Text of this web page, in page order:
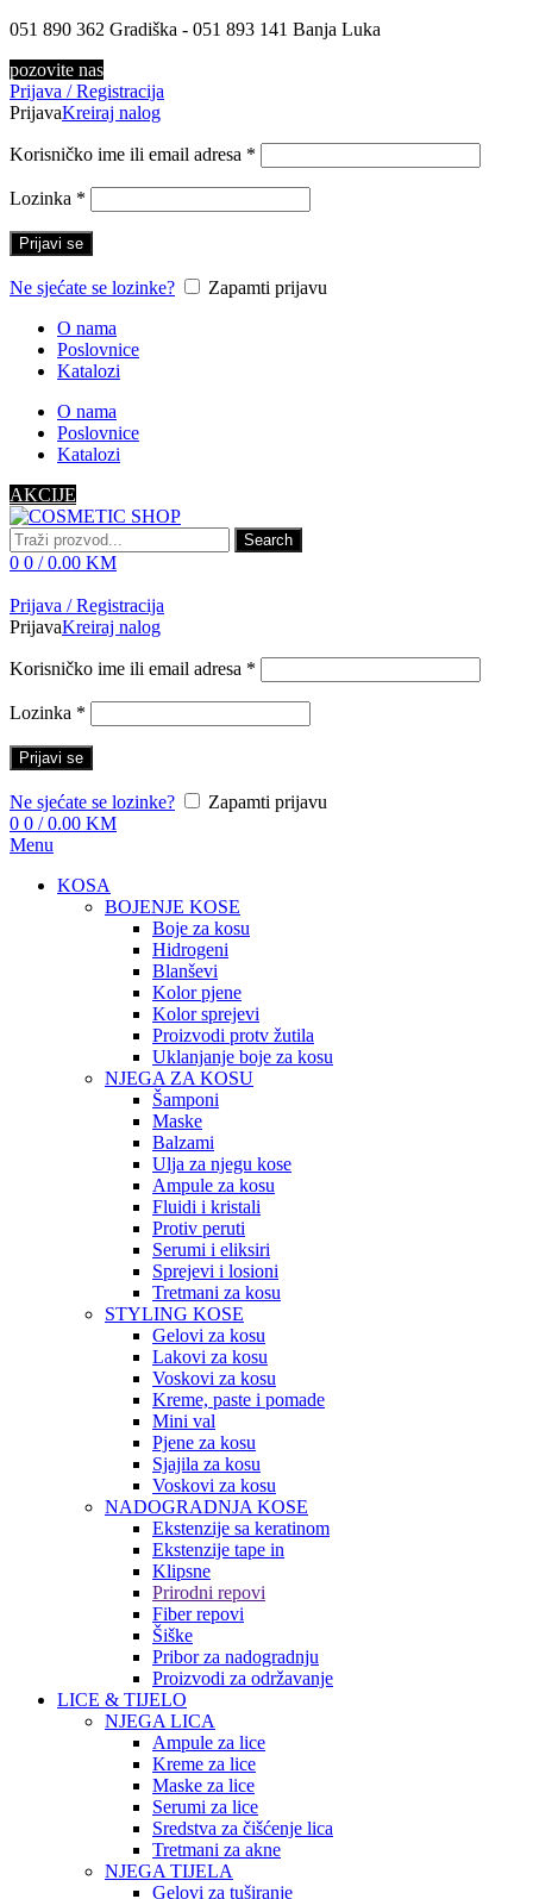
051 890 362 Gradiška - 051 893 141 Banja Luka
pozovite nas
Prijava / Registracija
PrijavaKreiraj nalog
Korisničko ime ili email adresa *
Lozinka *
Prijavi se
Ne sjećate se lozinke?
Zapamti prijavu
O nama
Poslovnice
Katalozi
O nama
Poslovnice
Katalozi
AKCIJE
Search
0 0 / 0.00 KM
Prijava / Registracija
PrijavaKreiraj nalog
Korisničko ime ili email adresa *
Lozinka *
Prijavi se
Ne sjećate se lozinke?
Zapamti prijavu
0 0 / 0.00 KM
Menu
KOSA
BOJENJE KOSE
Boje za kosu
Hidrogeni
Blanševi
Kolor pjene
Kolor sprejevi
Proizvodi protv žutila
Uklanjanje boje za kosu
NJEGA ZA KOSU
Šamponi
Maske
Balzami
Ulja za njegu kose
Ampule za kosu
Fluidi i kristali
Protiv peruti
Serumi i eliksiri
Sprejevi i losioni
Tretmani za kosu
STYLING KOSE
Gelovi za kosu
Lakovi za kosu
Voskovi za kosu
Kreme, paste i pomade
Mini val
Pjene za kosu
Sjajila za kosu
Voskovi za kosu
NADOGRADNJA KOSE
Ekstenzije sa keratinom
Ekstenzije tape in
Klipsne
Prirodni repovi
Fiber repovi
Šiške
Pribor za nadogradnju
Proizvodi za održavanje
LICE & TIJELO
NJEGA LICA
Ampule za lice
Kreme za lice
Maske za lice
Serumi za lice
Sredstva za čišćenje lica
Tretmani za akne
NJEGA TIJELA
Gelovi za tuširanje